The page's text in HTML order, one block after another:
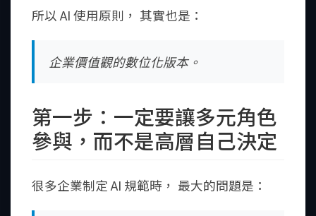
所以 AI 使用原則， 其實也是：
企業價值觀的數位化版本。
第一步：一定要讓多元角色
參與，而不是高層自己決定
很多企業制定 AI 規範時， 最大的問題是：